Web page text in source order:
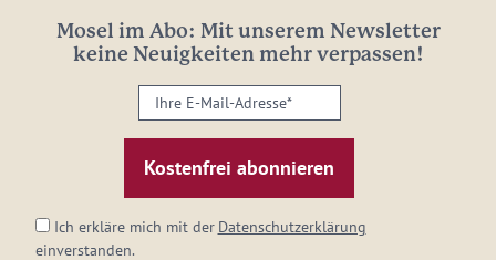
Mosel im Abo: Mit unserem Newsletter
keine Neuigkeiten mehr verpassen!
Ihre
E-
Mail-
Adresse:
Ich erkläre mich mit der Datenschutzerklärung
einverstanden.